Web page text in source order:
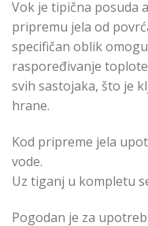
Vok je tipična posuda
pripremu jela od
specifičan oblik
raspoređivanje
svih sastojaka, što je
hrane.
Kod pripreme jela
vode.
Uz tiganj u kompletu
Pogodan je za